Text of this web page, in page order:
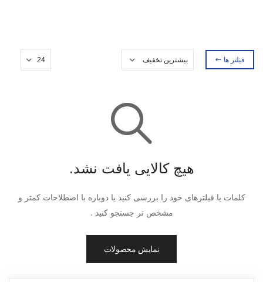
فیلتر ها
هیچ کالایی یافت نشد.
کلمات یا فیلترهای خود را بررسی کنید یا دوباره با اصطلاحات کمتر و
مشخص تر جستجو کنید .
نمایش محصولات